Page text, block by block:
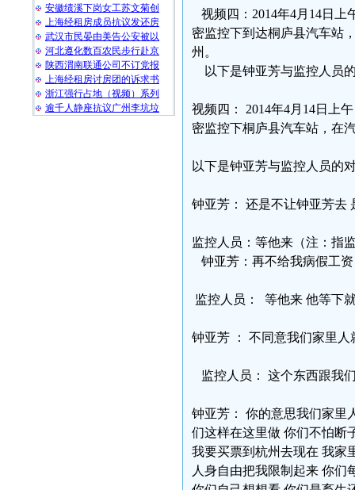
安徽绩溪下岗女工苏文菊创
上海经租房成员抗议发还房
武汉市民晏由美告公安被以
河北遵化数百农民步行赴京
陕西渭南联通公司不订党报
上海经租房讨房团的诉求书
浙江强行占地（视频）系列
逾千人静座抗议广州李坑垃
视频四：2014年4月14日上
密监控下到达桐庐县汽车站
州。
以下是钟亚芳与监控人员
视频四： 2014年4月14日上
密监控下桐庐县汽车站，在
以下是钟亚芳与监控人员的
钟亚芳： 还是不让钟亚芳去
监控人员：等他来（注：指
钟亚芳：再不给我病假工
监控人员： 等他来 他等下
钟亚芳 ： 不同意我们家里人
监控人员： 这个东西跟我
钟亚芳： 你的意思我们家里
们这样在这里做 你们不怕断
我要买票到杭州去现在 我家
人身自由把我限制起来 你们